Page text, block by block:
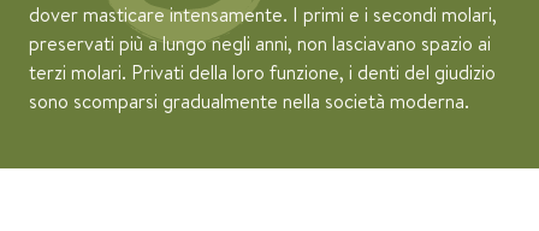
dover masticare intensamente. I primi e i secondi molari,
preservati più a lungo negli anni, non lasciavano spazio ai
terzi molari. Privati della loro funzione, i denti del giudizio
sono scomparsi gradualmente nella società moderna.